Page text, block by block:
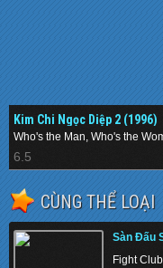
Kim Chi Ngọc Diệp 2 (1996)
Who's the Man, Who's the
6.5
CÙNG THỂ LOẠI
Sàn Đấu
Fight Club